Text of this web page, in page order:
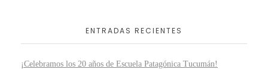
ENTRADAS RECIENTES
¡Celebramos los 20 años de Escuela Patagónica Tucumán!